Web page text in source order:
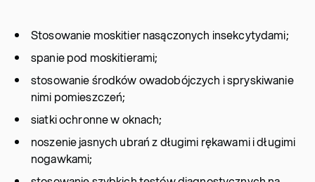
Stosowanie moskitier nasączonych insekcytydami;
spanie pod moskitierami;
stosowanie środków owadobójczych i spryskiwanie
nimi pomieszczeń;
siatki ochronne w oknach;
noszenie jasnych ubrań z długimi rękawami i długimi
nogawkami;